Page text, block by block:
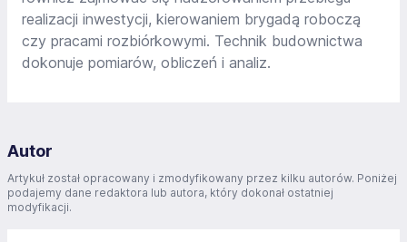
realizacji inwestycji, kierowaniem brygadą roboczą
czy pracami rozbiórkowymi. Technik budownictwa
dokonuje pomiarów, obliczeń i analiz.
Autor
Artykuł został opracowany i zmodyfikowany przez kilku autorów. Poniżej
podajemy dane redaktora lub autora, który dokonał ostatniej
modyfikacji.